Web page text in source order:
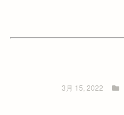
3月 15, 2022